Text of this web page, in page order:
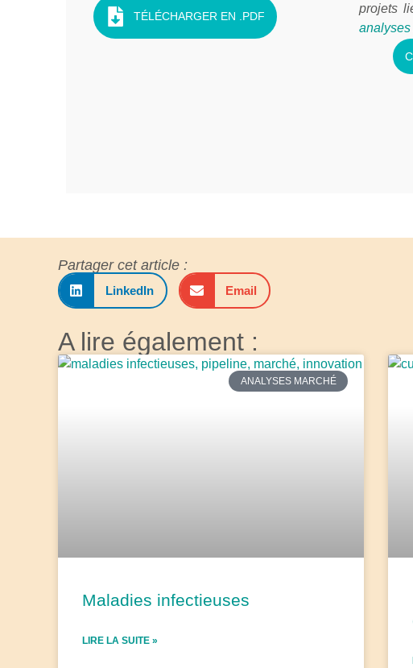
TÉLÉCHARGER EN .PDF
projets
analyses
Partager cet article :
LinkedIn Email
A lire également :
ANALYSES MARCHÉ
Maladies infectieuses
LIRE LA SUITE »